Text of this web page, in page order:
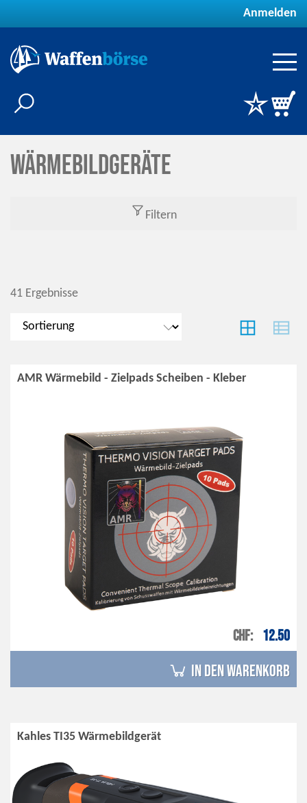
Anmelden
Wärmebildgeräte
Filtern
41 Ergebnisse
AMR Wärmebild - Zielpads Scheiben - Kleber
CHF 12.50
in den Warenkorb
Kahles TI35 Wärmebildgerät